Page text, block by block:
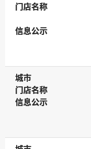
门店名称
门店名称
信息公示
信息公示
城市
城市
门店名称
门店名称
信息公示
信息公示